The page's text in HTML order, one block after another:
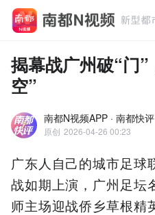
揭幕战广州破“门
空”
南都N视频APP · 南都快评
原创 2026-04-26 00:23
广东人自己的城市足球
战如期上演，广州足坛
师主场迎战侨乡草根精